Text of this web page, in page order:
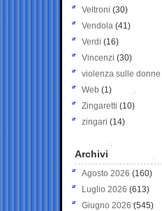
Veltroni (30)
Vendola (41)
Verdi (16)
Vincenzi (30)
violenza sulle donne
Web (1)
Zingaretti (10)
zingari (14)
Archivi
Agosto 2026 (160)
Luglio 2026 (613)
Giugno 2026 (545)